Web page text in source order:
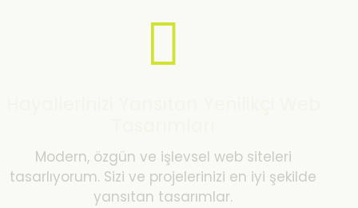
Modern, özgün ve işlevsel web siteleri
tasarlıyorum. Sizi ve projelerinizi en iyi şekilde
yansıtan tasarımlar.